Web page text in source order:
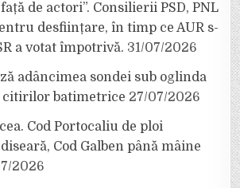
de actori”. Consilierii PSD, PNL
desființare, în timp ce AUR s-
a votat împotrivă. 31/07/2026
adâncimea sondei sub oglinda
citirilor batimetrice 27/07/2026
Cod Portocaliu de ploi
Cod Galben până mâine
2026